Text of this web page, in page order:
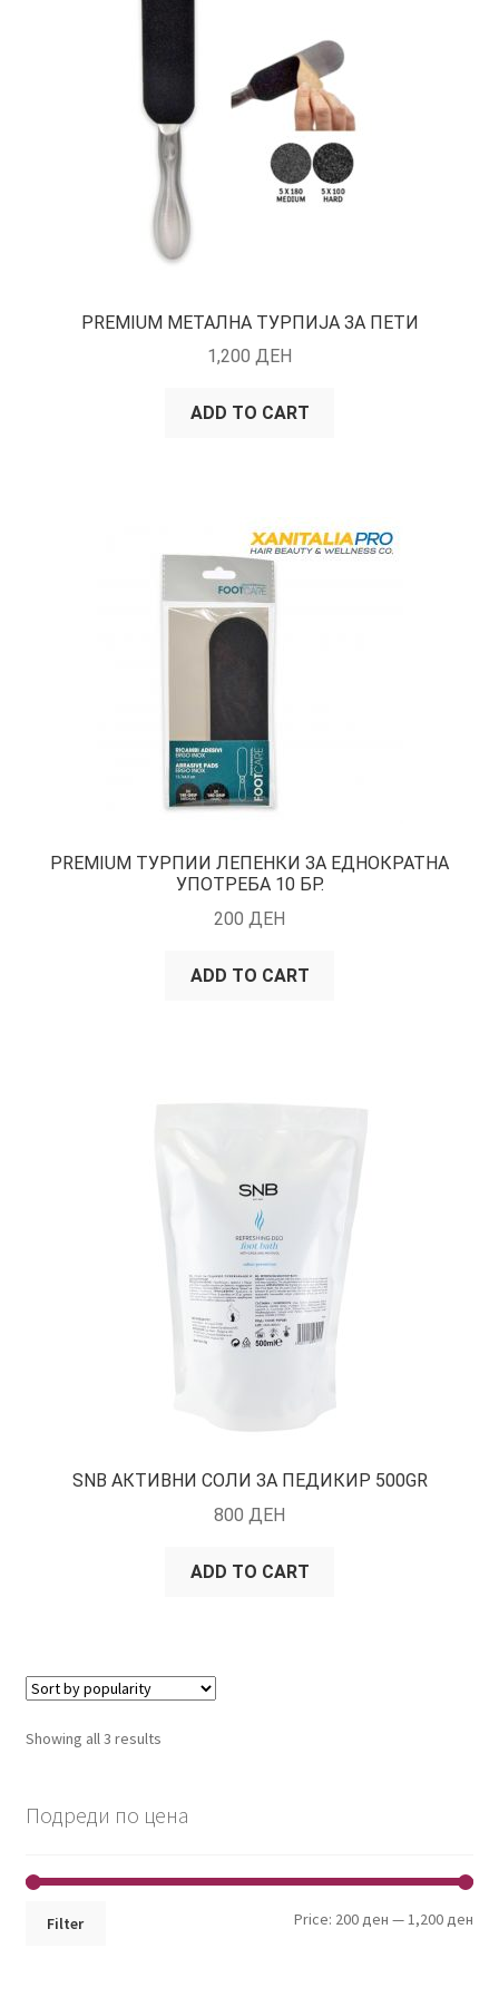
НАШИ БРЕНДОВИ ЗА КОЗМЕТИКА И ФРИЗЕРАЈ
ПОЛИТИКА И УСЛОВИ ЗА КОРИСТЕЊЕ
PREMIUM МЕТАЛНА ТУРПИЈА ЗА ПЕТИ
1,200 ДЕН
ADD TO CART
PREMIUM ТУРПИИ ЛЕПЕНКИ ЗА ЕДНОКРАТНА
УПОТРЕБА 10 БР.
200 ДЕН
ADD TO CART
SNB АКТИВНИ СОЛИ ЗА ПЕДИКИР 500GR
800 ДЕН
ADD TO CART
Showing all 3 results
Подреди по цена
Filter Price: 200 ден —1,200 ден